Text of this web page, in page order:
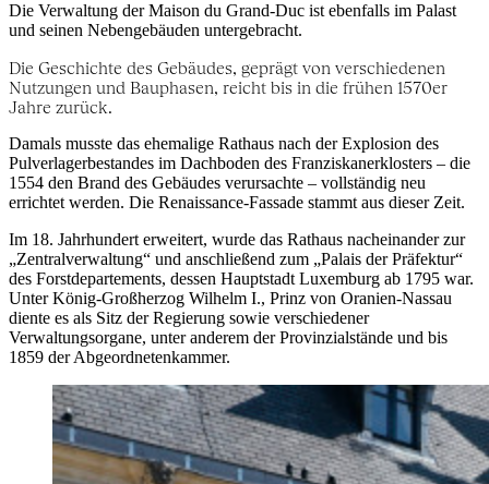
Die Verwaltung der Maison du Grand-Duc ist ebenfalls im Palast
und seinen Nebengebäuden untergebracht.
Die Geschichte des Gebäudes, geprägt von verschiedenen
Nutzungen und Bauphasen, reicht bis in die frühen 1570er
Jahre zurück.
Damals musste das ehemalige Rathaus nach der Explosion des
Pulverlagerbestandes im Dachboden des Franziskanerklosters – die
1554 den Brand des Gebäudes verursachte – vollständig neu
errichtet werden. Die Renaissance-Fassade stammt aus dieser Zeit.
Im 18. Jahrhundert erweitert, wurde das Rathaus nacheinander zur
„Zentralverwaltung“ und anschließend zum „Palais der Präfektur“
des Forstdepartements, dessen Hauptstadt Luxemburg ab 1795 war.
Unter König-Großherzog Wilhelm I., Prinz von Oranien-Nassau
diente es als Sitz der Regierung sowie verschiedener
Verwaltungsorgane, unter anderem der Provinzialstände und bis
1859 der Abgeordnetenkammer.